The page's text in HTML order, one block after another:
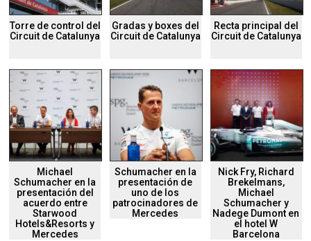
Torre de control del
Circuit de Catalunya
Gradas y boxes del
Circuit de Catalunya
Recta principal del
Circuit de Catalunya
Michael
Schumacher en la
presentación del
acuerdo entre
Starwood
Hotels&Resorts y
Mercedes
Schumacher en la
presentación de
uno de los
patrocinadores de
Mercedes
Nick Fry, Richard
Brekelmans,
Michael
Schumacher y
Nadege Dumont en
el hotel W
Barcelona